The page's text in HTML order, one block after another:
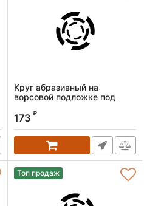
Круг абразивный на
ворсовой подложке под
шт.// Matrix
Артикул: 73873
173 ₽
Топ продаж